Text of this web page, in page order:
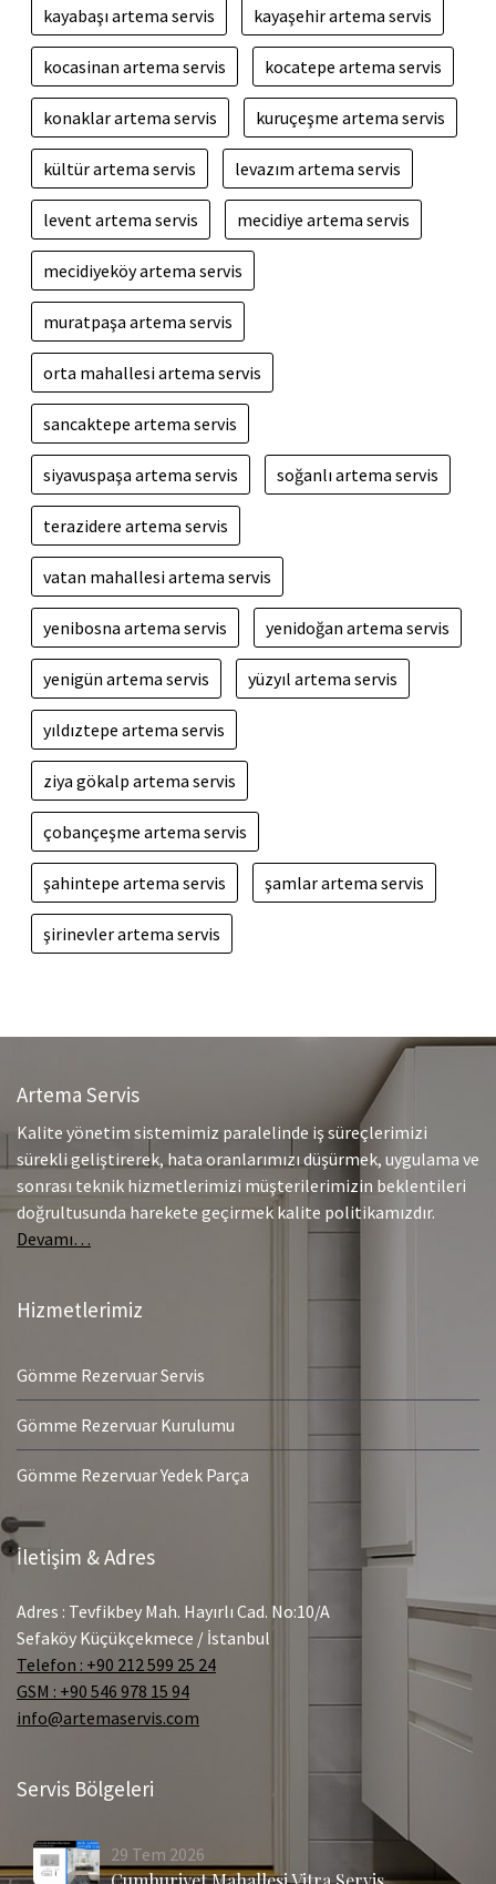
kayabaşı artema servis kayaşehir artema servis
kocasinan artema servis kocatepe artema servis
konaklar artema servis kuruçeşme artema servis
kültür artema servis levazım artema servis
levent artema servis mecidiye artema servis
mecidiyeköy artema servis
muratpaşa artema servis
orta mahallesi artema servis
sancaktepe artema servis
siyavuspaşa artema servis soğanlı artema servis
terazidere artema servis
vatan mahallesi artema servis
yenibosna artema servis yenidoğan artema servis
yenigün artema servis yüzyıl artema servis
yıldıztepe artema servis
ziya gökalp artema servis
çobançeşme artema servis
şahintepe artema servis şamlar artema servis
şirinevler artema servis
Artema Servis
Kalite yönetim sistemimiz paralelinde iş süreçlerimizi
sürekli geliştirerek, hata oranlarımızı düşürmek, uygulama ve
sonrası teknik hizmetlerimizi müşterilerimizin beklentileri
doğrultusunda harekete geçirmek kalite politikamızdır.
Devamı…
Hizmetlerimiz
Gömme Rezervuar Servis
Gömme Rezervuar Kurulumu
Gömme Rezervuar Yedek Parça
İletişim & Adres
Adres : Tevfikbey Mah. Hayırlı Cad. No:10/A
Sefaköy Küçükçekmece / İstanbul
Telefon : +90 212 599 25 24
GSM : +90 546 978 15 94
info@artemaservis.com
Servis Bölgeleri
29 Tem 2026